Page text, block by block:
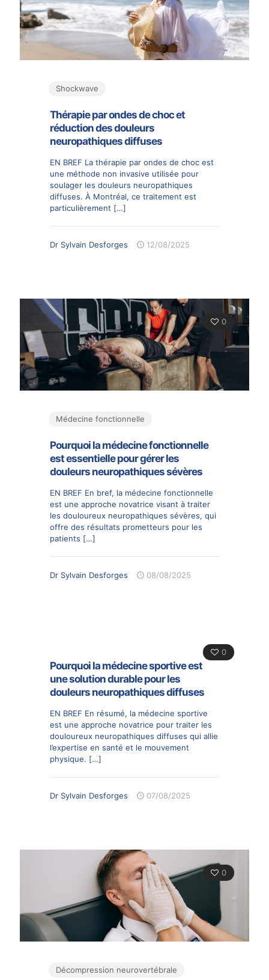
Shockwave
Thérapie par ondes de choc et
réduction des douleurs
neuropathiques diffuses
EN BREF La thérapie par ondes de choc est
une méthode non invasive utilisée pour
soulager les douleurs neuropathiques
diffuses. À Montréal, ce traitement est
particulièrement […]
Dr Sylvain Desforges 12/08/2025
0
Médecine fonctionnelle
Pourquoi la médecine fonctionnelle
est essentielle pour gérer les
douleurs neuropathiques sévères
EN BREF En bref, la médecine fonctionnelle
est une approche novatrice visant à traiter
les douloureux neuropathiques sévères, qui
offre des résultats prometteurs pour les
patients […]
Dr Sylvain Desforges 08/08/2025
0
Pourquoi la médecine sportive est
une solution durable pour les
douleurs neuropathiques diffuses
EN BREF En résumé, la médecine sportive
est une approche novatrice pour traiter les
douloureux neuropathiques diffuses qui allie
l’expertise en santé et le mouvement
physique. […]
Dr Sylvain Desforges 07/08/2025
0
Décompression neurovertébrale